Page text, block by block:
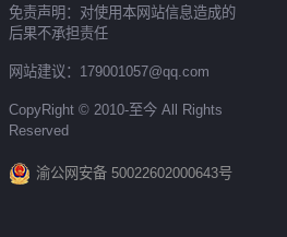
免责声明：对使用本网站信息造成的
后果不承担责任
网站建议：179001057@qq.com
CopyRight © 2010-至今 All Rights
Reserved
渝公网安备 50022602000643号